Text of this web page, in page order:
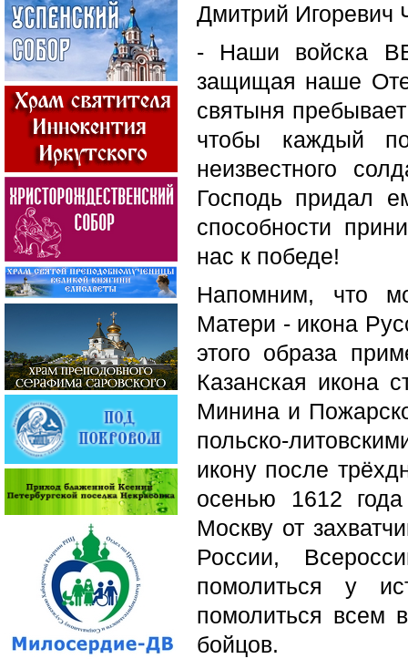
Дмитрий Игоревич
- Наши войска
защищая наше
святыня
чтобы каждый
неизвестного
Господь придал
способности
нас к победе!
Напомним, что
Матери - икона
этого образа
Казанская икона
Минина и
польско-
икону после
осенью 1612
Москву от
России,
помолиться у
помолиться всем
бойцов.